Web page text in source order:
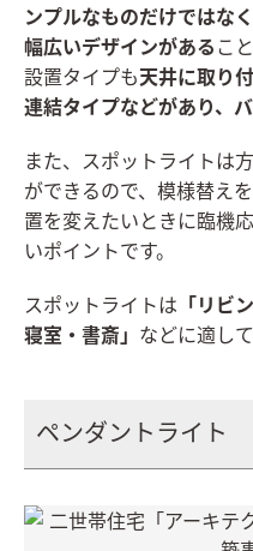
ンプルなものだけではな
幅広いデザインがある こ
設置タイプも天井に取り
連結タイプなどがあり、
また、スポットライトは
ができるので、模様替え
置を変えたいときに臨機
いポイントです。
スポットライトは 「リビ
寝室・書斎」 などに適して
ペンダントライト